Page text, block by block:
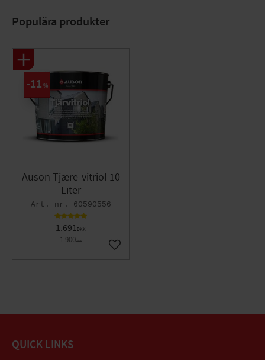
Populära produkter
Auson Tjære-vitriol 10
Liter
60590556
1.691DKK
1.900DKK
11 %
Gem som favorit
QUICK LINKS